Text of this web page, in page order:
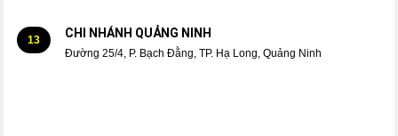
13 CHI NHÁNH QUẢNG NINH
Đường 25/4, P. Bạch Đằng, TP. Hạ Long, Quảng Ninh